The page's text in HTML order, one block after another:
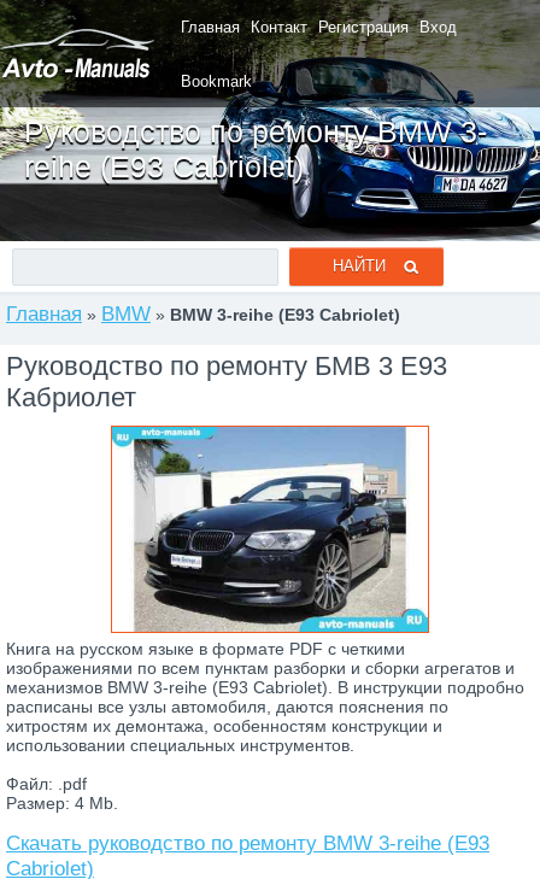
Главная Контакт Регистрация Вход
Bookmark
Руководство по ремонту BMW 3-
reihe (E93 Cabriolet)
Главная » BMW » BMW 3-reihe (E93 Cabriolet)
Руководство по ремонту БМВ 3 Е93
Кабриолет
Книга на русском языке в формате PDF с четкими
изображениями по всем пунктам разборки и сборки агрегатов и
механизмов BMW 3-reihe (E93 Cabriolet). В инструкции подробно
расписаны все узлы автомобиля, даются пояснения по
хитростям их демонтажа, особенностям конструкции и
использовании специальных инструментов.
Файл: .pdf
Размер: 4 Mb.
Скачать руководство по ремонту BMW 3-reihe (E93
Cabriolet)